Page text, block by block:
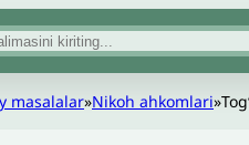
masalalar»Nikoh ahkomlari»